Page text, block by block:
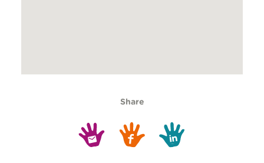
Share